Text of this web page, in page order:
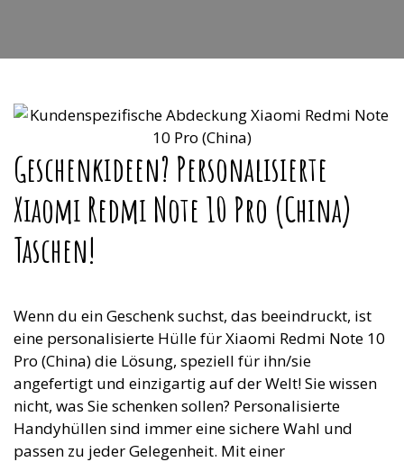
Geschenkideen? Personalisierte
Xiaomi Redmi Note 10 Pro (China)
Taschen!
Wenn du ein Geschenk suchst, das beeindruckt, ist
eine personalisierte Hülle für Xiaomi Redmi Note 10
Pro (China) die Lösung, speziell für ihn/sie
angefertigt und einzigartig auf der Welt! Sie wissen
nicht, was Sie schenken sollen? Personalisierte
Handyhüllen sind immer eine sichere Wahl und
passen zu jeder Gelegenheit. Mit einer